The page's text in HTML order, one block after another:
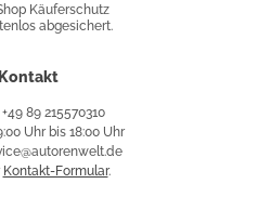
Käuferschutz
Käuferschutz
abgesichert.
Kontakt
89 215570310
Uhr bis 18:00 Uhr
Kontakt-Formular.